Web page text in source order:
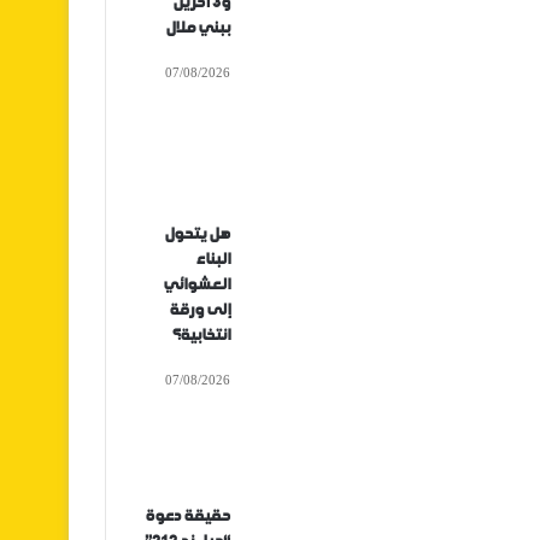
ببني ملال
07/08/2026
هل يتحول
البناء
العشوائي
إلى ورقة
انتخابية؟
07/08/2026
حقيقة دعوة